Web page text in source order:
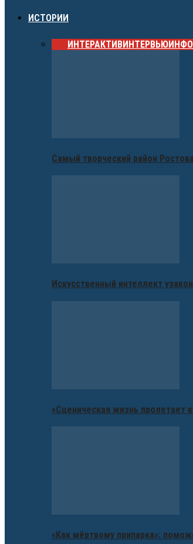
ИСТОРИИ
ИНТЕРАКТИВИНТЕРВЬЮ
Самый творческий район
Искусственный интеллект
«Сценическая жизнь пролетает
«Как мёртвому припарка»: